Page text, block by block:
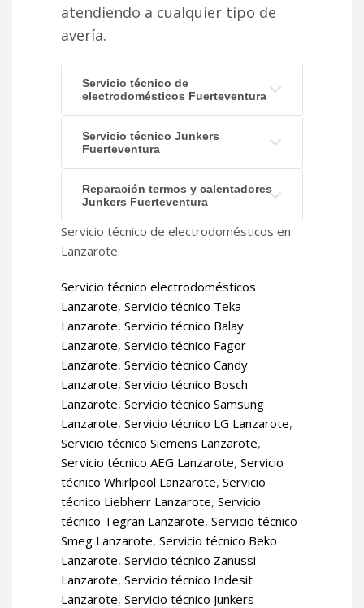
atendiendo a cualquier tipo de
avería.
Servicio técnico de
electrodomésticos Fuerteventura
Servicio técnico Junkers
Fuerteventura
Reparación termos y calentadores
Junkers Fuerteventura
Servicio técnico de electrodomésticos en
Lanzarote:
Servicio técnico electrodomésticos
Lanzarote, Servicio técnico Teka
Lanzarote, Servicio técnico Balay
Lanzarote, Servicio técnico Fagor
Lanzarote, Servicio técnico Candy
Lanzarote, Servicio técnico Bosch
Lanzarote, Servicio técnico Samsung
Lanzarote, Servicio técnico LG Lanzarote,
Servicio técnico Siemens Lanzarote,
Servicio técnico AEG Lanzarote, Servicio
técnico Whirlpool Lanzarote, Servicio
técnico Liebherr Lanzarote, Servicio
técnico Tegran Lanzarote, Servicio técnico
Smeg Lanzarote, Servicio técnico Beko
Lanzarote, Servicio técnico Zanussi
Lanzarote, Servicio técnico Indesit
Lanzarote, Servicio técnico Junkers